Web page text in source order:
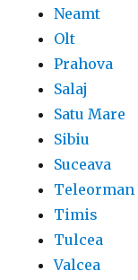
Neamt
Olt
Prahova
Salaj
Satu Mare
Sibiu
Suceava
Teleorman
Timis
Tulcea
Valcea